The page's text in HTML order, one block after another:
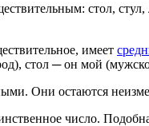
стол, стул,
имеет
стол ─ он мой
Они остаются
число.